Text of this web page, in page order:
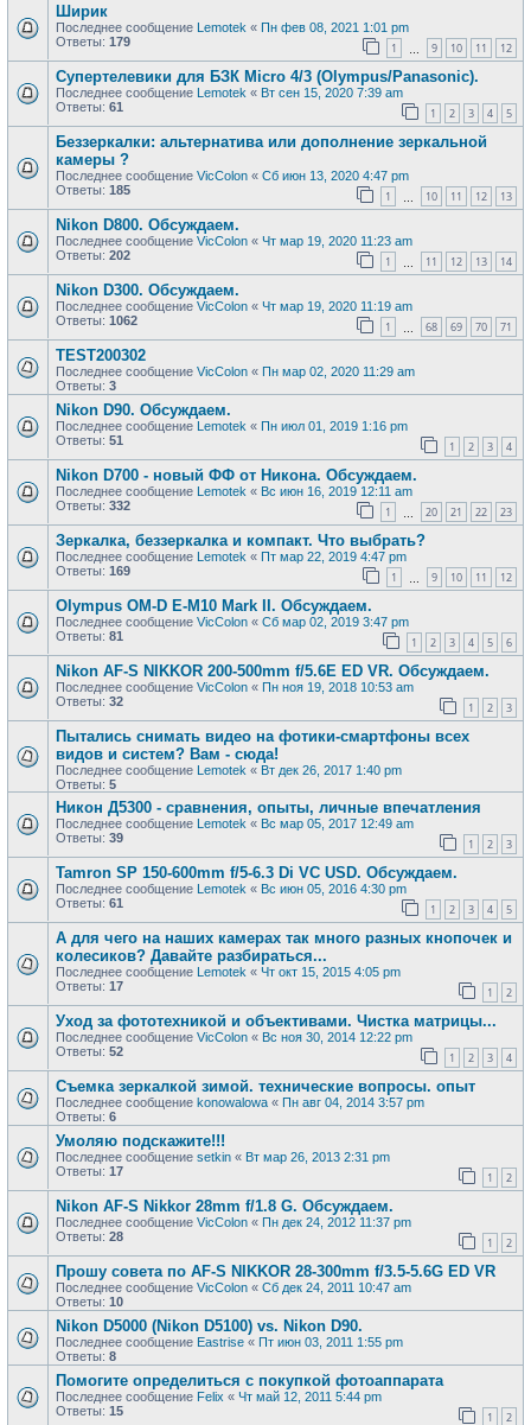
Ширик
Последнее сообщение Lemotek « Пн фев 08, 2021 1:01 pm
Ответы: 179 1 9 10 11 12
Супертелевики для БЗК Micro 4/3 (Olympus/Panasonic).
Последнее сообщение Lemotek « Вт сен 15, 2020 7:39 am
Ответы: 61 1 2 3 4 5
Беззеркалки: альтернатива или дополнение зеркальной
камеры ?
Последнее сообщение VicColon « Сб июн 13, 2020 4:47 pm
Ответы: 185 1 10 11 12 13
Nikon D800. Обсуждаем.
Последнее сообщение VicColon « Чт мар 19, 2020 11:23 am
Ответы: 202 1 11 12 13 14
Nikon D300. Обсуждаем.
Последнее сообщение VicColon « Чт мар 19, 2020 11:19 am
Ответы: 1062 1 68 69 70 71
TEST200302
Последнее сообщение VicColon « Пн мар 02, 2020 11:29 am
Ответы: 3
Nikon D90. Обсуждаем.
Последнее сообщение Lemotek « Пн июл 01, 2019 1:16 pm
Ответы: 51 1 2 3 4
Nikon D700 - новый ФФ от Никона. Обсуждаем.
Последнее сообщение Lemotek « Вс июн 16, 2019 12:11 am
Ответы: 332 1 20 21 22 23
Зеркалка, беззеркалка и компакт. Что выбрать?
Последнее сообщение Lemotek « Пт мар 22, 2019 4:47 pm
Ответы: 169 1 9 10 11 12
Olympus OM-D E-M10 Mark II. Обсуждаем.
Последнее сообщение VicColon « Сб мар 02, 2019 3:47 pm
Ответы: 81 1 2 3 4 5 6
Nikon AF-S NIKKOR 200-500mm f/5.6E ED VR. Обсуждаем.
Последнее сообщение VicColon « Пн ноя 19, 2018 10:53 am
Ответы: 32 1 2 3
Пытались снимать видео на фотики-смартфоны всех
видов и систем? Вам - сюда!
Последнее сообщение Lemotek « Вт дек 26, 2017 1:40 pm
Ответы: 5
Никон Д5300 - сравнения, опыты, личные впечатления
Последнее сообщение Lemotek « Вс мар 05, 2017 12:49 am
Ответы: 39 1 2 3
Tamron SP 150-600mm f/5-6.3 Di VC USD. Обсуждаем.
Последнее сообщение Lemotek « Вс июн 05, 2016 4:30 pm
Ответы: 61 1 2 3 4 5
А для чего на наших камерах так много разных кнопочек и
колесиков? Давайте разбираться...
Последнее сообщение Lemotek « Чт окт 15, 2015 4:05 pm
Ответы: 17 1 2
Уход за фототехникой и объективами. Чистка матрицы...
Последнее сообщение VicColon « Вс ноя 30, 2014 12:22 pm
Ответы: 52 1 2 3 4
Съемка зеркалкой зимой. технические вопросы. опыт
Последнее сообщение konowalowa « Пн авг 04, 2014 3:57 pm
Ответы: 6
Умоляю подскажите!!!
Последнее сообщение setkin « Вт мар 26, 2013 2:31 pm
Ответы: 17 1 2
Nikon AF-S Nikkor 28mm f/1.8 G. Обсуждаем.
Последнее сообщение VicColon « Пн дек 24, 2012 11:37 pm
Ответы: 28 1 2
Прошу совета по AF-S NIKKOR 28-300mm f/3.5-5.6G ED VR
Последнее сообщение VicColon « Сб дек 24, 2011 10:47 am
Ответы: 10
Nikon D5000 (Nikon D5100) vs. Nikon D90.
Последнее сообщение Eastrise « Пт июн 03, 2011 1:55 pm
Ответы: 8
Помогите определиться с покупкой фотоаппарата
Последнее сообщение Felix « Чт май 12, 2011 5:44 pm
Ответы: 15 1 2